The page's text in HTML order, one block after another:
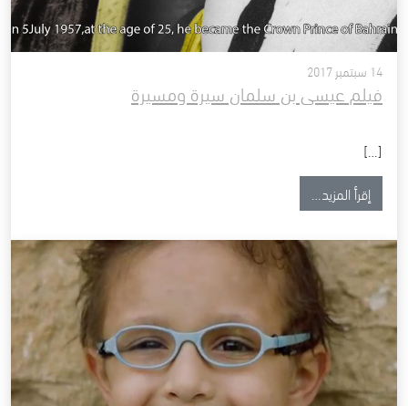
14 سبتمبر 2017
فيلم عيسى بن سلمان سيرة ومسيرة
[…]
إقرأ المزيد…from فيلم عيسى بن سلمان سيرة ومسيرة